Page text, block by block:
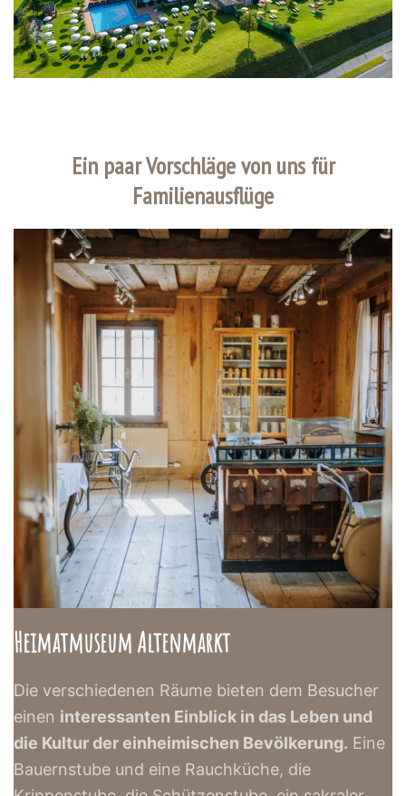
Ein paar Vorschläge von uns für
Familienausflüge
Heimatmuseum Altenmarkt
Die verschiedenen Räume bieten dem Besucher
einen interessanten Einblick in das Leben und
die Kultur der einheimischen Bevölkerung. Eine
Bauernstube und eine Rauchküche, die